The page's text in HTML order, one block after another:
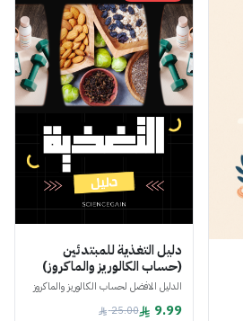
دليل التغذية للمبتدئين
(حساب الكالوريز والماكروز)
الدليل الافضل لحساب الكالوريز والماكروز
9.99
25.00